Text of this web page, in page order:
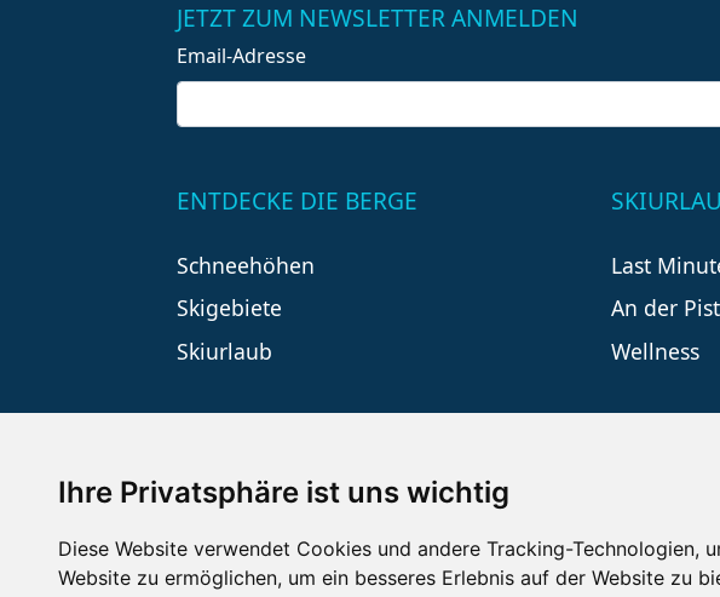
Ihre Privatsphäre ist uns wichtig
Diese Website verwendet Cookies und andere Tracking-
Website zu ermöglichen, um ein besseres Erlebnis auf der Website zu
JETZT ZUM NEWSLETTER ANMELDEN
Email-Adresse
ENTDECKE DIE BERGE
Schneehöhen
Skigebiete
Skiurlaub
Last
An der
Wellness
Impressum Datenschutz